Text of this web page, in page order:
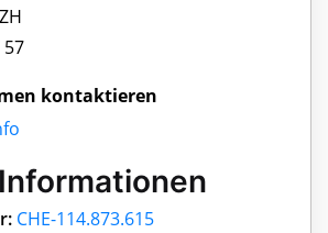
57
kontaktieren
CHE-114.873.615